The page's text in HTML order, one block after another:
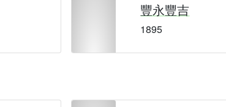
豐永豐吉
1895